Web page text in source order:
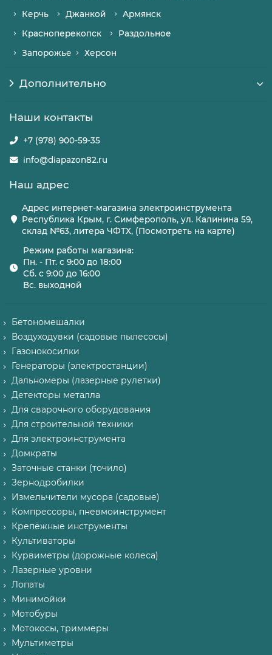
Керчь
Джанкой
Армянск
Красноперекопск
Раздольное
Запорожье
Херсон
Дополнительно
Наши контакты
+7 (978) 900-59-35
info@diapazon82.ru
Наш адрес
Адрес интернет-магазина электроинструмента
Республика Крым, г. Симферополь, ул. Калинина 59,
склад №63, литера ЧФТХ, (Посмотреть на карте)
Режим работы магазина:
Пн. - Пт. с 9:00 до 18:00
Сб. с 9:00 до 16:00
Вс. выходной
Бетономешалки
Воздуходувки (садовые пылесосы)
Газонокосилки
Генераторы (электростанции)
Дальномеры (лазерные рулетки)
Детекторы металла
Для сварочного оборудования
Для строительной техники
Для электроинструмента
Домкраты
Заточные станки (точило)
Зернодробилки
Измельчители мусора (садовые)
Компрессоры, пневмоинструмент
Крепёжные инструменты
Культиваторы
Курвиметры (дорожные колеса)
Лазерные уровни
Лопаты
Минимойки
Мотобуры
Мотокосы, триммеры
Мультиметры